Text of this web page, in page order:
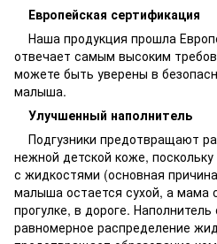
Европейская сертификация
Наша продукция прошла
отвечает самым высоким
можете быть уверены в
малыша.
Улучшенный наполнитель
Подгузники предотвращают
нежной детской коже,
с жидкостями (основная
малыша остается сухой, а мама
прогулке, в дороге.
равномерное распределение